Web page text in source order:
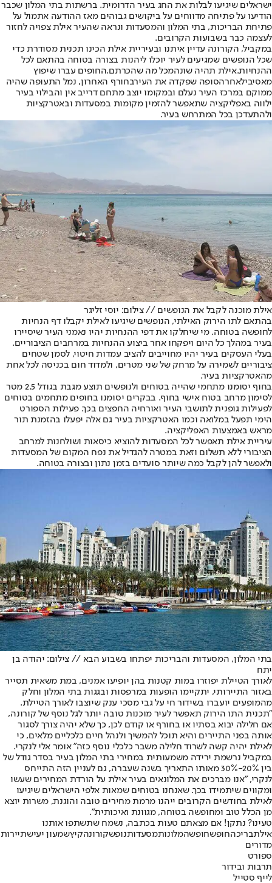
ישראלים שיגיעו לבלות את החג בעיר הדרומית. ברשתות בתי המלון שכבר
הודיעו על פתיחה מדווחים על ביקושים גבוהים מאז ההודעה אתמול על
פתיחת הבריכות, בתי המלון והמסעדות ונראה שהעיר אילת צפויה לחזור
לעצמה כבר בשבועות הקרובים.
במקביל, הקורונה עדיין איתנו ובעיריית אילת הכינו תכנית מסודרת כדי
שכל הנופשים שמגיעים לעיר יוכלו ליהנות בצורה בטוחה בהתאם לכל
ההנחיות.אילת תהיה שונהמכל מה שהכרתם.החופים עברו שיפוץ
מאסיבילאחרהסופה שפקדה את העירבחורף האחרון, נמל התעופה שהיה
ממוקם במרכז העיר נעלם ובמקומו יוצב מתחם דרייב אין והבילוי בעיר
ילווה באפליקציה שתאפשר להזמין מקומות במסעדות ובאטרקציות
ולהתעדכן בכל המתרחש בעיר.
אילת מוכנה לקבל את הנופשים // צילום: יוסי זליגר
בהתאם לתו הירוק האילתי, הנופשים שיגיעו לאילת יקבלו דף הנחיות
לחופשה בטוחה. מי שיחלקו את דפי ההנחיות יהיו נאמני העיר שיסיירו
בעיר במהלך כל היום ויפקחו אחר ביצוע ההנחיות במרחבים הציבוריים.
בעלי העסקים בעיר יהיו מחוייבים להציב עמדות חיטוי, לסמן שטחים
ציבוריים לשמירה על מרחק של שני מטרים, ולמדוד חום בכניסה לכל אחת
מהאטרקציות בעיר.
בחוף יסומנו מתחמי שהייה בטוחים ולנופשים תוצע מגבת בגודל 2.5 מטר
לסימון מרחב בטוח אישי בחוף. בבקרים יסומנו בחופים מתחמים בטוחים
לפעילות גופנית לתושבי העיר ואורחיה החפצים בכך. פעילות הספורט
הימי תפעל במלואה וכמו האטרקציות בעיר גם אלה יפעלו בהזמנת תור
מראש באמצעות האפליקציה.
עיריית אילת תאפשר לכל המסעדות להוציא כיסאות ושולחנות למרחב
הציבורי ללא תשלום וזאת במטרה להגדיל את נפח המקום של המסעדות
ולאפשר להן לקבל כמה שיותר סועדים בזמן נתון ובצורה בטוחה.
בתי המלון, המסעדות והבריכות יפתחו בשבוע הבא // צילום: יהודה בן
יתח
לאורך הטיילת יפוזרו במות קטנות בהן יופיעו אמנים, במת משאית תסייר
באזור התיירותי, יתקיימו הופעות במרפסות ובגגות בתי המלון וחלק
מהמופעים יועברו בשידור חי על גבי מסכי ענק שיוצבו לאורך הטיילת.
"תכנית התו הירוק תאפשר לעיר מוכנות טובה יותר לגל נוסף של קורונה,
אם חלילה יבוא בסתיו או בחורף או קודם לכן, כך שלא יהיה צורך לסגור
אותה בפני התיירים והיא תוכל להמשיך ולנהל חיים כלכליים מלאים, כי
לאילת יהיה קשה לשרוד חלילה משבר כלכלי נוסף כזה" אומר אלי לנקרי.
במקביל נרשמת ירידה משמעותית במחירי בתי המלון בעיר בסדר גודל של
בין 20%-30% מאותו התאריך בשנה שעברה, גם לעניין הזה התייחס
לנקרי, "אנו מברכים את המלונאים בעיר אילת על הורדת המחירים שעשו
ומקווים שיתמידו בכך. שאנחנו בטוחים שמאות אלפי הישראלים שיגיעו
לאילת בחודשים הקרובים ייהנו מרמת מחירים טובה והוגנת, משרות יוצא
מן הכלל טוב ומחופשה בטוחה, מגוונת ואיכותית".
טעינו? נתקן! אם מצאתם טעות בכתבה, נשמח שתשתפו אותנו
אילתבריכהחופשחופשהמלונותמסעדותנופשקורונהקיץשמעון יעישתיירות
מדורים
ספורט
תרבות ובידור
לייף סטייל